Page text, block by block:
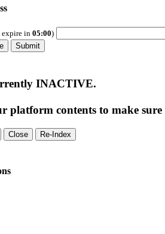
in 05:00)
Submit
INACTIVE.
platform contents to make
Close
Re-Index